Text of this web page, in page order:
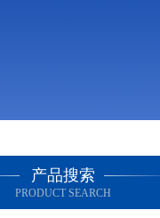
产品搜索
PRODUCT SEARCH